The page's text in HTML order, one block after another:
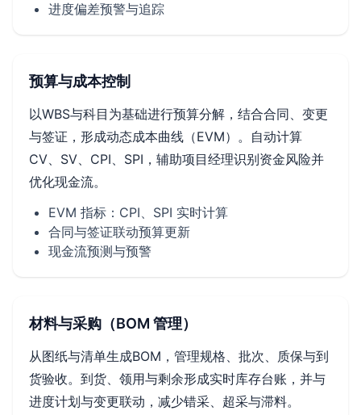
进度偏差预警与追踪
预算与成本控制
以WBS与科目为基础进行预算分解，结合合同、变更
与签证，形成动态成本曲线（EVM）。自动计算
CV、SV、CPI、SPI，辅助项目经理识别资金风险并
优化现金流。
EVM 指标：CPI、SPI 实时计算
合同与签证联动预算更新
现金流预测与预警
材料与采购（BOM 管理）
从图纸与清单生成BOM，管理规格、批次、质保与到
货验收。到货、领用与剩余形成实时库存台账，并与
进度计划与变更联动，减少错采、超采与滞料。